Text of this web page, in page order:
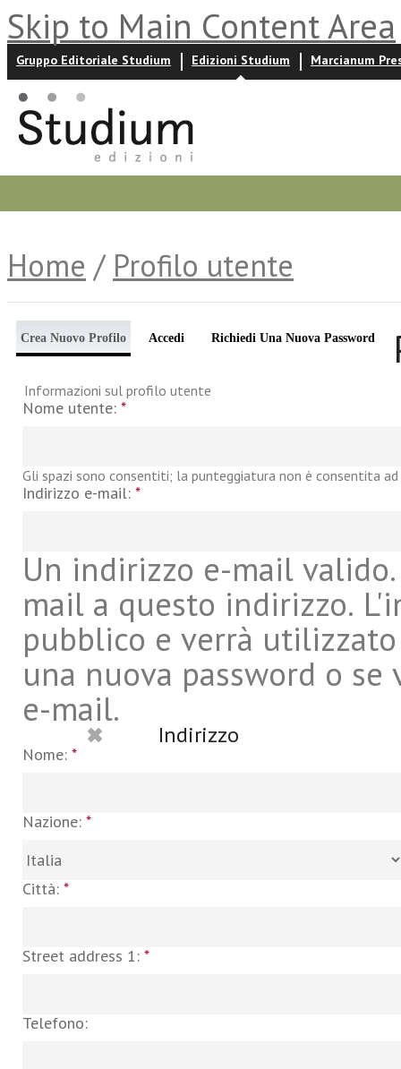
Skip to Main Content Area
Gruppo Editoriale Studium Edizioni Studium Marcianum
Home / Profilo utente
Crea Nuovo Profilo Accedi Richiedi Una Nuova Password
Informazioni sul profilo utente
Nome utente: *
Gli spazi sono consentiti; la punteggiatura non è consentita
Indirizzo e-mail: *
Un indirizzo e-mail
mail a questo indirizzo.
pubblico e verrà
una nuova password o
e-mail.
Indirizzo
Nome: *
Nazione: *
Città: *
Street address 1: *
Telefono: